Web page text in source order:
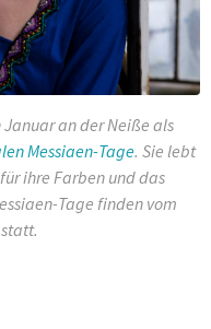
an der Neiße als
Messiaen-Tage. Sie lebt
ihre Farben und das
Tage finden vom